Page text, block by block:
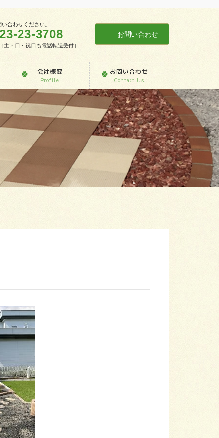
合わせください。
23-3708
土・日・祝日も電話転送受付］
お問い合わせ
会社概要
Profile
お問い合わせ
Contact Us